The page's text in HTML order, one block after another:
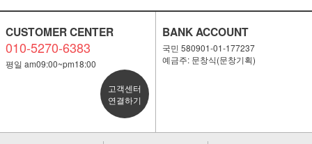
CUSTOMER CENTER
010-5270-6383
평일 am09:00~pm18:00
고객센터
연결하기
BANK ACCOUNT
국민 580901-01-177237
예금주: 문창식(문창기획)